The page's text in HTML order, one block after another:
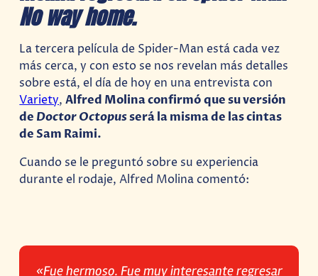
No way home.
La tercera película de Spider-Man está cada vez
más cerca, y con esto se nos revelan más detalles
sobre está, el día de hoy en una entrevista con
Variety,Alfred Molina confirmóque su versión
de Doctor Octopusserá la misma de las cintas
de Sam Raimi.
Cuando se le preguntó sobre su experiencia
durante el rodaje, Alfred Molina comentó:
«Fue hermoso. Fue muy interesante regresar